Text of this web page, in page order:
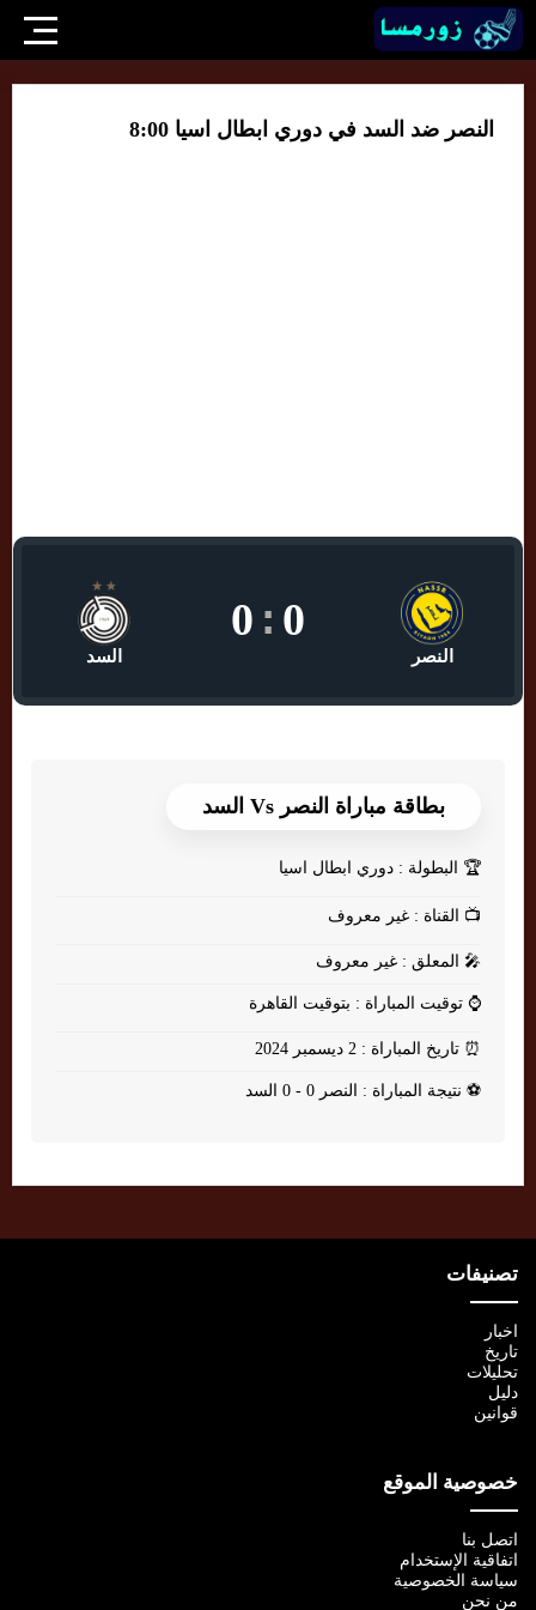
النصر ضد السد في دوري ابطال اسيا 8:00
النصر
0
:
0
السد
بطاقة مباراة النصر Vs السد
🏆 البطولة : دوري ابطال اسيا
📺 القناة : غير معروف
🎤 المعلق : غير معروف
⌚ توقيت المباراة : بتوقيت القاهرة
⏰ تاريخ المباراة : 2 ديسمبر 2024
⚽ نتيجة المباراة : النصر 0 - 0 السد
تصنيفات
اخبار
تاريخ
تحليلات
دليل
قوانين
خصوصية الموقع
اتصل بنا
اتفاقية الإستخدام
سياسة الخصوصية
من نحن